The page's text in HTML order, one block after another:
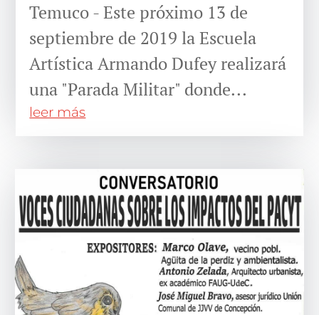
Temuco - Este próximo 13 de
septiembre de 2019 la Escuela
Artística Armando Dufey realizará
una "Parada Militar" donde...
leer más